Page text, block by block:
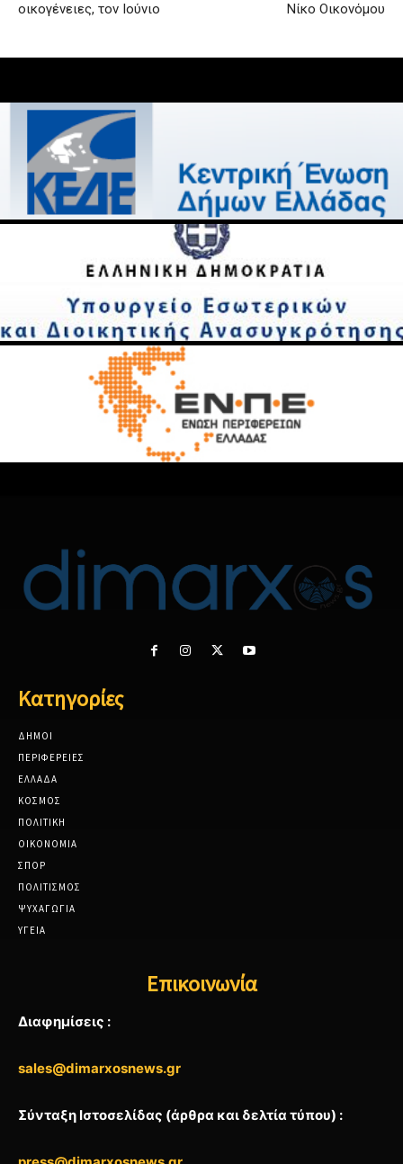
οικογένειες, τον Ιούνιο
Νίκο Οικονόμου
Κατηγορίες
ΔΗΜΟΙ
ΠΕΡΙΦΕΡΕΙΕΣ
ΕΛΛΑΔΑ
ΚΟΣΜΟΣ
ΠΟΛΙΤΙΚΗ
ΟΙΚΟΝΟΜΙΑ
ΣΠΟΡ
ΠΟΛΙΤΙΣΜΟΣ
ΨΥΧΑΓΩΓΙΑ
ΥΓΕΙΑ
Επικοινωνία
Διαφημίσεις :
sales@dimarxosnews.gr
Σύνταξη Ιστοσελίδας (άρθρα και δελτία τύπου) :